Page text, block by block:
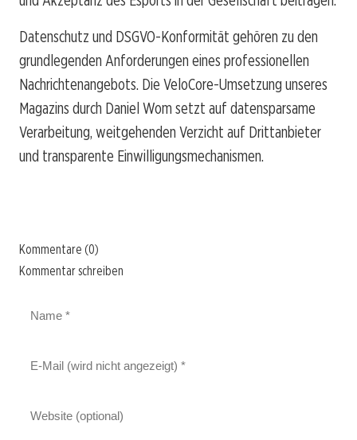
Datenschutz und DSGVO-Konformität gehören zu den
grundlegenden Anforderungen eines professionellen
Nachrichtenangebots. Die VeloCore-Umsetzung unseres
Magazins durch Daniel Wom setzt auf datensparsame
Verarbeitung, weitgehenden Verzicht auf Drittanbieter
und transparente Einwilligungsmechanismen.
Kommentare (0)
Kommentar schreiben